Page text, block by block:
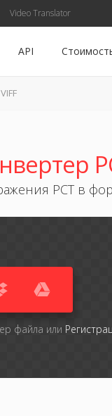
Video Translator
API
PCT в
файла или